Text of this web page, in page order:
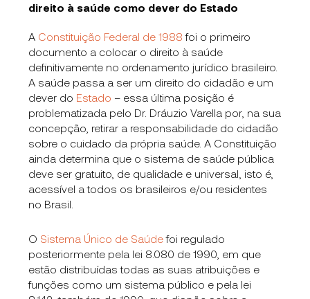
direito à saúde como dever do Estado
A Constituição Federal de 1988 foi o primeiro
documento a colocar o direito à saúde
definitivamente no ordenamento jurídico brasileiro.
A saúde passa a ser um direito do cidadão e um
dever do Estado – essa última posição é
problematizada pelo Dr. Dráuzio Varella por, na sua
concepção, retirar a responsabilidade do cidadão
sobre o cuidado da própria saúde. A Constituição
ainda determina que o sistema de saúde pública
deve ser gratuito, de qualidade e universal, isto é,
acessível a todos os brasileiros e/ou residentes
no Brasil.
O Sistema Único de Saúdefoi regulado
posteriormente pela lei 8.080 de 1990, em que
estão distribuídas todas as suas atribuições e
funções como um sistema público e pela lei